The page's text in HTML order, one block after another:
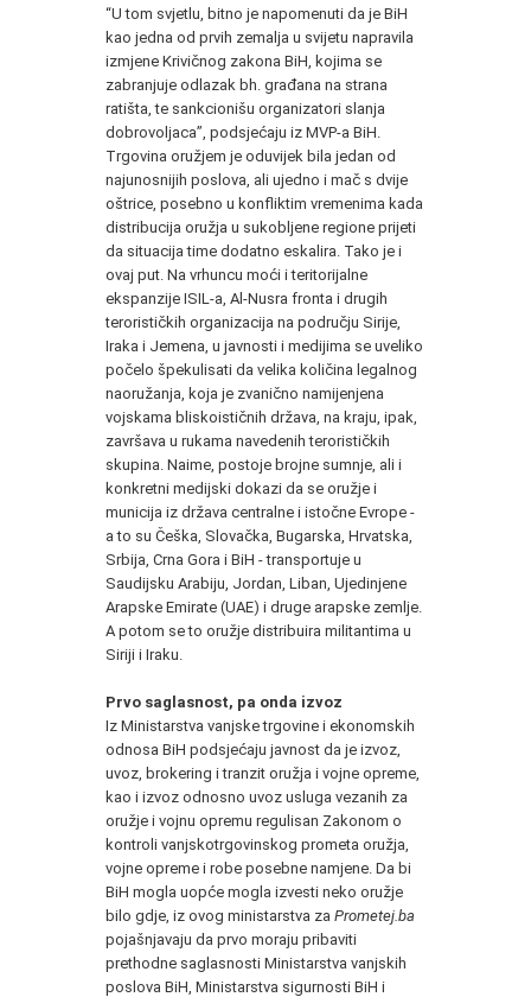
“U tom svjetlu, bitno je napomenuti da je BiH
kao jedna od prvih zemalja u svijetu napravila
izmjene Krivičnog zakona BiH, kojima se
zabranjuje odlazak bh. građana na strana
ratišta, te sankcionišu organizatori slanja
dobrovoljaca”, podsjećaju iz MVP-a BiH.
Trgovina oružjem je oduvijek bila jedan od
najunosnijih poslova, ali ujedno i mač s dvije
oštrice, posebno u konfliktim vremenima kada
distribucija oružja u sukobljene regione prijeti
da situacija time dodatno eskalira. Tako je i
ovaj put. Na vrhuncu moći i teritorijalne
ekspanzije ISIL-a, Al-Nusra fronta i drugih
terorističkih organizacija na području Sirije,
Iraka i Jemena, u javnosti i medijima se uveliko
počelo špekulisati da velika količina legalnog
naoružanja, koja je zvanično namijenjena
vojskama bliskoističnih država, na kraju, ipak,
završava u rukama navedenih terorističkih
skupina. Naime, postoje brojne sumnje, ali i
konkretni medijski dokazi da se oružje i
municija iz država centralne i istočne Evrope -
a to su Češka, Slovačka, Bugarska, Hrvatska,
Srbija, Crna Gora i BiH - transportuje u
Saudijsku Arabiju, Jordan, Liban, Ujedinjene
Arapske Emirate (UAE) i druge arapske zemlje.
A potom se to oružje distribuira militantima u
Siriji i Iraku.
Prvo saglasnost, pa onda izvoz
Iz Ministarstva vanjske trgovine i ekonomskih
odnosa BiH podsjećaju javnost da je izvoz,
uvoz, brokering i tranzit oružja i vojne opreme,
kao i izvoz odnosno uvoz usluga vezanih za
oružje i vojnu opremu regulisan Zakonom o
kontroli vanjskotrgovinskog prometa oružja,
vojne opreme i robe posebne namjene. Da bi
BiH mogla uopće mogla izvesti neko oružje
bilo gdje, iz ovog ministarstva za Prometej.ba
pojašnjavaju da prvo moraju pribaviti
prethodne saglasnosti Ministarstva vanjskih
poslova BiH, Ministarstva sigurnosti BiH i